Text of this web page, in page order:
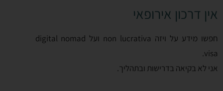
אין דרכון אירופאי
חפשו מידע על ויזה non lucrativa ועל digital nomad
visa.
אני לא בקיאה בדרישות ובתהליך.